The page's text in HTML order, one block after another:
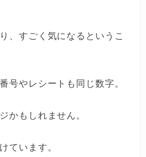
、すごく気になるというこ
号やレシートも同じ数字。
かもしれません。
ています。